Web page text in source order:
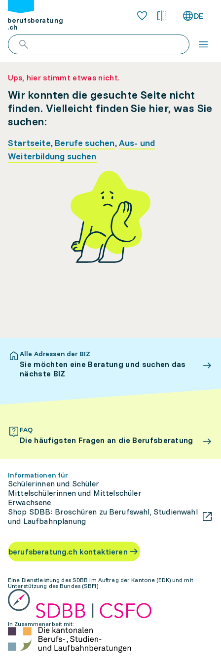
berufsberatung
.ch
DE
Ups, hier stimmt etwas nicht.
Wir konnten die gesuchte Seite nicht
finden. Vielleicht finden Sie hier, was Sie
suchen:
Startseite, Berufe suchen,Aus- und
Weiterbildung suchen
Alle Adressen der BIZ
Sie möchten eine Beratung und suchen das
nächste BIZ
FAQ
Die häufigsten Fragen an die Berufsberatung
Informationen für
Schülerinnen und Schüler
Mittelschülerinnen und Mittelschüler
Erwachsene
Shop SDBB: Broschüren zu Berufswahl, Studienwahl
und Laufbahnplanung
berufsberatung.ch kontaktieren
Eine Dienstleistung des SDBB im Auftrag der Kantone (EDK) und mit
Unterstützung des Bundes (SBFI)
In Zusammenarbeit mit: